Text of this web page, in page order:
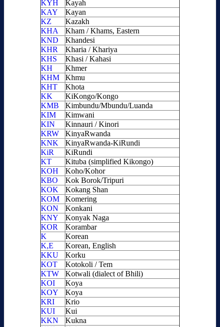
KYH
Kayah
KAY
Kayan
KZ
Kazakh
KHA
Kham / Khams, Eastern
KND
Khandesi
KHR
Kharia / Khariya
KHS
Khasi / Kahasi
KH
Khmer
KHM
Khmu
KHT
Khota
KK
KiKongo/Kongo
KMB
Kimbundu/Mbundu/Luanda
KIM
Kimwani
KIN
Kinnauri / Kinori
KRW
KinyaRwanda
KNK
KinyaRwanda-KiRundi
KiR
KiRundi
KT
Kituba (simplified Kikongo)
KOH
Koho/Kohor
KBO
Kok Borok/Tripuri
KOK
Kokang Shan
KOM
Komering
KON
Konkani
KNY
Konyak Naga
KOR
Korambar
K
Korean
K,E
Korean, English
KKU
Korku
KOT
Kotokoli / Tem
KTW
Kotwali (dialect of Bhili)
KOI
Koya
KOY
Koya
KRI
Krio
KUI
Kui
KKN
Kukna